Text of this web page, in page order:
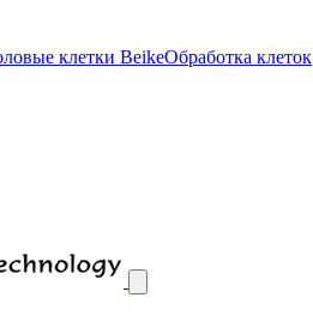
клетки BeikeОбработка клеток